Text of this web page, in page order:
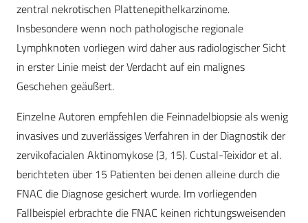
zentral nekrotischen Plattenepithelkarzinome.
Insbesondere wenn noch pathologische regionale
Lymphknoten vorliegen wird daher aus radiologischer Sicht
in erster Linie meist der Verdacht auf ein malignes
Geschehen geäußert.
Einzelne Autoren empfehlen die Feinnadelbiopsie als wenig
invasives und zuverlässiges Verfahren in der Diagnostik der
zervikofacialen Aktinomykose (3, 15). Custal-Teixidor et al.
berichteten über 15 Patienten bei denen alleine durch die
FNAC die Diagnose gesichert wurde. Im vorliegenden
Fallbeispiel erbrachte die FNAC keinen richtungsweisenden